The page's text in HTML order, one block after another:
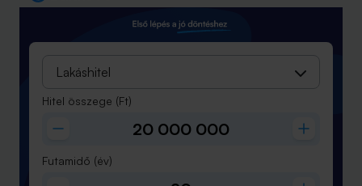
Lakáshitel
Hitel összege (Ft)
Futamidő (év)